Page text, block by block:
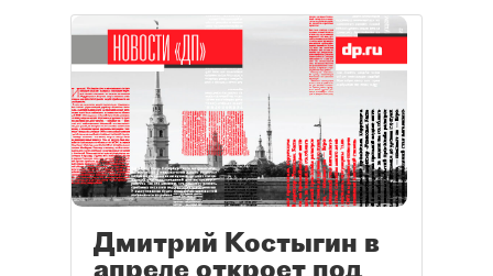
бизнес. А началось все, как это
часто бывало, с джинсов.
Дмитрий Костыгин в
апреле откроет под